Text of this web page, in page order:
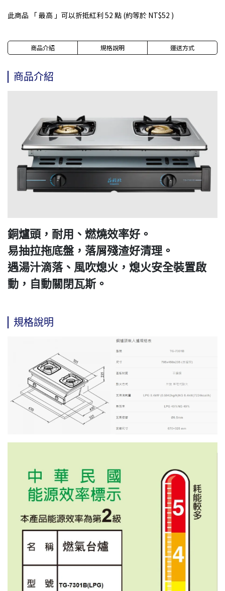
此商品 「 最高 」可以折抵紅利 52 點 (約等於 NT$52 )
商品介紹 規格說明 運送方式
商品介紹
銅爐頭，耐用、燃燒效率好。
易抽拉拖底盤，落屑殘渣好清理。
遇湯汁滴落、風吹熄火，熄火安全裝置啟
動，自動關閉瓦斯。
規格說明